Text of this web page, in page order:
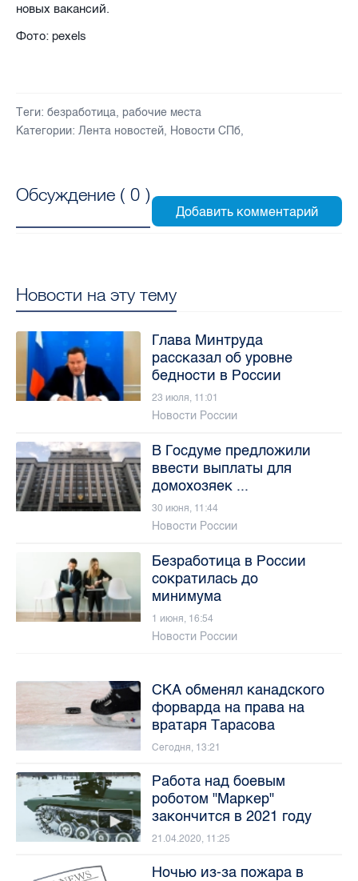
новых вакансий.
Фото: pexels
Теги: безработица, рабочие места
Категории: Лента новостей, Новости СПб,
Обсуждение ( 0 )
Новости на эту тему
Глава Минтруда
рассказал об уровне
бедности в России
23 июля, 11:01
Новости России
В Госдуме предложили
ввести выплаты для
домохозяек ...
30 июня, 11:44
Новости России
Безработица в России
сократилась до
минимума
1 июня, 16:54
Новости России
СКА обменял канадского
форварда на права на
вратаря Тарасова
Сегодня, 13:21
Работа над боевым
роботом "Маркер"
закончится в 2021 году
21.04.2020, 11:25
Ночью из-за пожара в